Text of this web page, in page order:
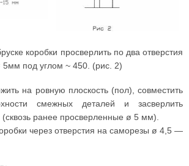
коробки просверлить по два отверстия
5мм под углом ~ 450. (рис. 2)
на ровную плоскость (пол), совместить
смежных деталей и засверлить
ранее просверленные ø 5 мм).
через отверстия на саморезы ø 4,5 —